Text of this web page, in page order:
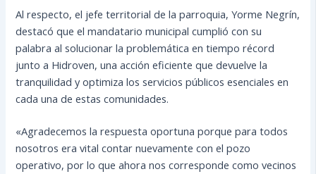
Al respecto, el jefe territorial de la parroquia, Yorme Negrín,
destacó que el mandatario municipal cumplió con su
palabra al solucionar la problemática en tiempo récord
junto a Hidroven, una acción eficiente que devuelve la
tranquilidad y optimiza los servicios públicos esenciales en
cada una de estas comunidades.
«Agradecemos la respuesta oportuna porque para todos
nosotros era vital contar nuevamente con el pozo
operativo, por lo que ahora nos corresponde como vecinos